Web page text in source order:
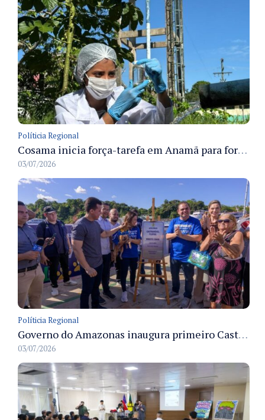
Políticia Regional
Cosama inicia força-tarefa em Anamã para fortalecer abastecimento de água e segurança hídrica da população
03/07/2026
Políticia Regional
Governo do Amazonas inaugura primeiro Castramóvel Fluvial para atendimento veterinário às comunidades ribeirinhas e castração gratuita
03/07/2026